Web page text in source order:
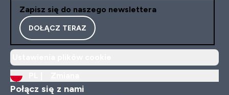
Zapisz się do naszego newslettera
DOŁĄCZ TERAZ
Połącz się z nami